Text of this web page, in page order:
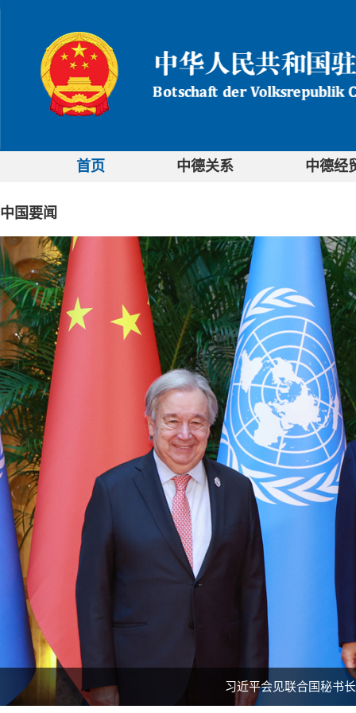
首页 中德关系 中德经
中国要闻
习近平会见联合国秘书